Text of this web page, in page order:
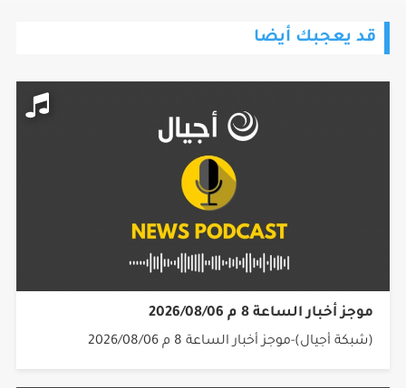
قد يعجبك أيضا
موجز أخبار الساعة 8 م 2026/08/06
(شبكة أجيال)-موجز أخبار الساعة 8 م 2026/08/06